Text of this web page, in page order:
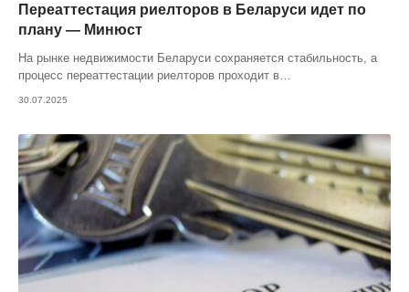
Переаттестация риелторов в Беларуси идет по
плану — Минюст
На рынке недвижимости Беларуси сохраняется стабильность, а
процесс переаттестации риелторов проходит в
30.07.2025